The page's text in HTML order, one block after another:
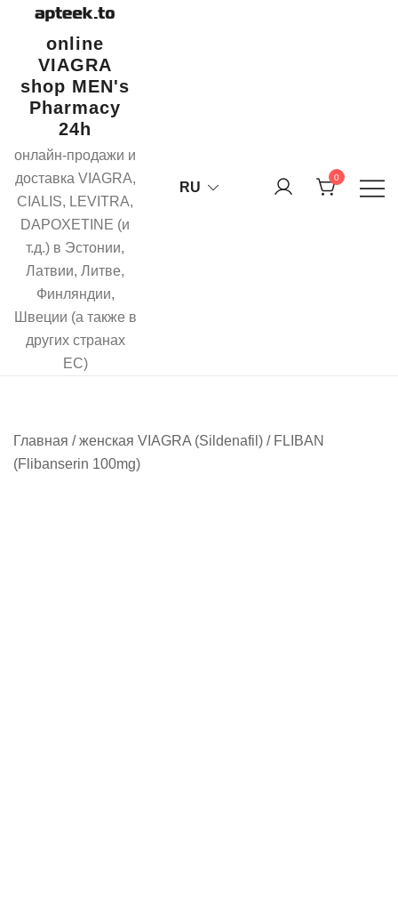
Перейти
содержимому
online
VIAGRA
shop MEN's
Pharmacy
24h
онлайн-продажи и
доставка VIAGRA,
CIALIS, LEVITRA,
DAPOXETINE (и
т.д.) в Эстонии,
Латвии, Литве,
Финляндии,
Швеции (а также в
других странах
ЕС)
RU
0
Главная /женская VIAGRA (Sildenafil) / FLIBAN
(Flibanserin 100mg)